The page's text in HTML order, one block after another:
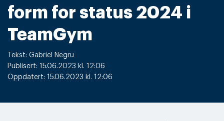
form for status 2024 i
TeamGym
Tekst: Gabriel Negru
Publisert: 15.06.2023 kl. 12:06
Oppdatert: 15.06.2023 kl. 12:06